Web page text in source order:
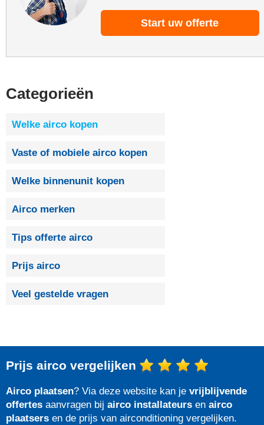
Start uw offerte
Categorieën
Welke airco kopen
Vaste of mobiele airco kopen
Welke binnenunit kopen
Airco merken
Tips offerte airco
Prijs airco
Veel gestelde vragen
Prijs airco vergelijken
Airco plaatsen? Via deze website kan je vrijblijvende
offertes aanvragen bij airco installateurs en airco
plaatsers en de prijs van airconditioning vergelijken.